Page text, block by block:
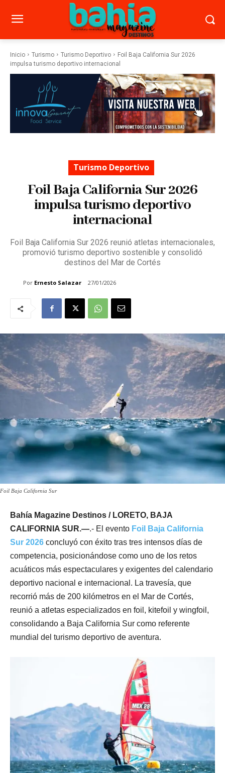
Inicio Turismo Turismo Deportivo
Foil Baja California Sur 2026
impulsa turismo deportivo internacional
Turismo Deportivo
Foil Baja California Sur 2026
impulsa turismo deportivo
internacional
Foil Baja California Sur 2026 reunió atletas internacionales,
promovió turismo deportivo sostenible y consolidó
destinos del Mar de Cortés
Por Ernesto Salazar 27/01/2026
Foil Baja California Sur
Bahía Magazine Destinos / LORETO, BAJA
CALIFORNIA SUR.—.- El evento Foil Baja California
Sur 2026 concluyó con éxito tras tres intensos días de
competencia, posicionándose como uno de los retos
acuáticos más espectaculares y exigentes del calendario
deportivo nacional e internacional. La travesía, que
recorrió más de 200 kilómetros en el Mar de Cortés,
reunió a atletas especializados en foil, kitefoil y wingfoil,
consolidando a Baja California Sur como referente
mundial del turismo deportivo de aventura.